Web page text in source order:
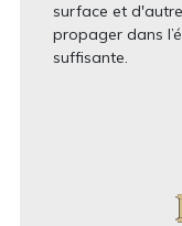
surface et
propager dans
suffisante.